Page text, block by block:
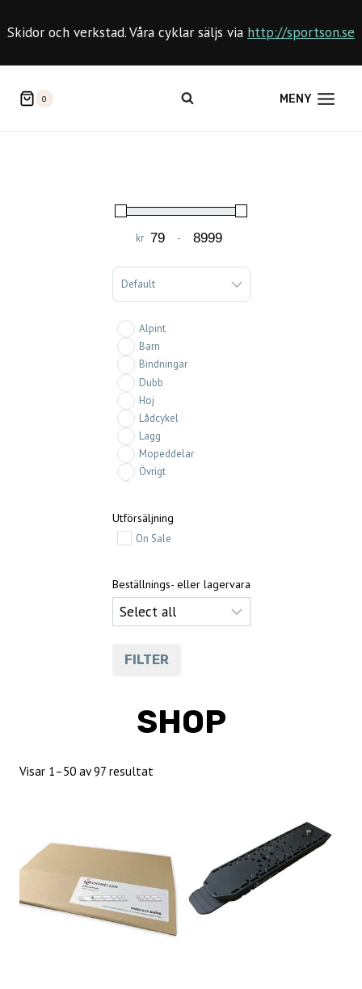
toSkidor och verkstad. Våra cyklar säljs via http://sportson.se
0 MENY
SHOP
Visar 1–50 av 97 resultat
kr -
Sort Products
Alpint
Barn
Bindningar
Dubb
Hoj
Lådcykel
Lagg
Mopeddelar
Övrigt
Tillbehör
Utförsäljning
Utförsäljning
On Sale
Beställnings- eller lagervara
FILTER